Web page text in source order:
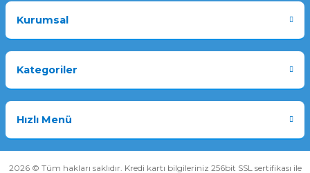
Kurumsal
Kategoriler
Hızlı Menü
2026 © Tüm hakları saklıdır. Kredi kartı bilgileriniz 256bit SSL sertifikası ile